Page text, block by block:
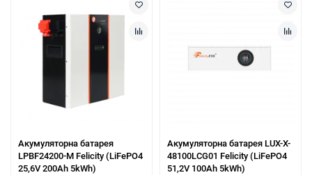
Акумуляторна батарея
LPBF24200-M Felicity (LiFePO4
25,6V 200Ah 5kWh)
Акумуляторна батарея LUX-X-
48100LCG01 Felicity (LiFePO4
51,2V 100Ah 5kWh)